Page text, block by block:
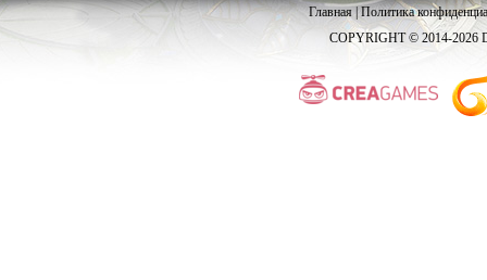
Главная|Политика
COPYRIGHT © 2014-2026